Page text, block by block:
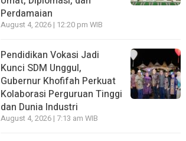
Perdamaian
August 4, 2026 | 12:20 pm WIB
Pendidikan Vokasi Jadi
Kunci SDM Unggul,
Gubernur Khofifah Perkuat
Kolaborasi Perguruan Tinggi
dan Dunia Industri
August 4, 2026 | 7:13 am WIB